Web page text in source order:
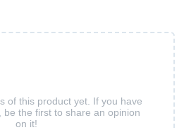
of this product yet. If you have
be the first to share an opinion
on it!